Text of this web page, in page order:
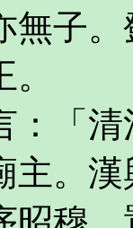
無子
：「
主。